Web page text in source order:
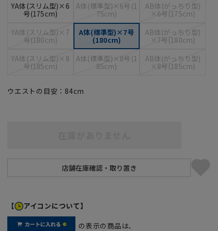
YA体(スリム型)×6
号(175cm)
A体(標準型)×6号(1
75cm)
AB体(がっちり型)
×6号(175cm)
YA体(スリム型)×7
号(180cm)
A体(標準型)×7号
(180cm)
AB体(がっちり型)
×7号(180cm)
YA体(スリム型)×8
号(185cm)
A体(標準型)×8号(1
85cm)
AB体(がっちり型)
×8号(185cm)
ウエストの目安： 84cm
【 アイコンについて】
の表示の商品は、